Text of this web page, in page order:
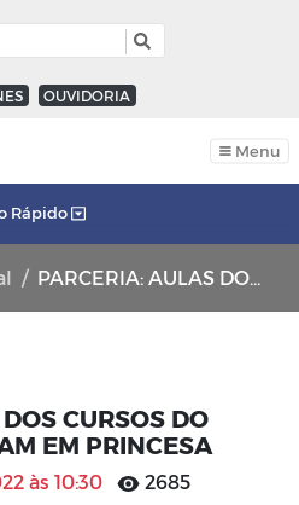
OUVIDORIA
Menu
Rápido
PARCERIA: AULAS DOS CURSOS DO PARAIBATEC INICIAM EM PRINCESA
CURSOS DO
EM PRINCESA
às 10:30
2685